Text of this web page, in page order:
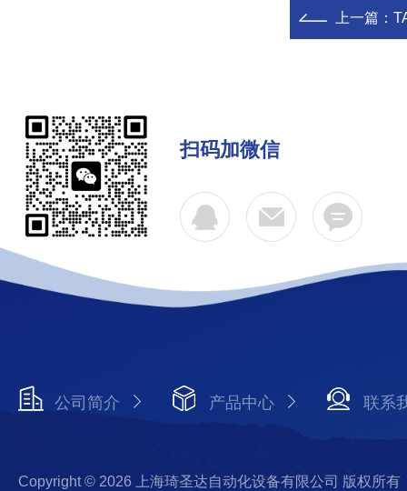
上一篇：
扫码加微信
公司简介 产品中心 联系
Copyright © 2026 上海琦圣达自动化设备有限公司 版权所有